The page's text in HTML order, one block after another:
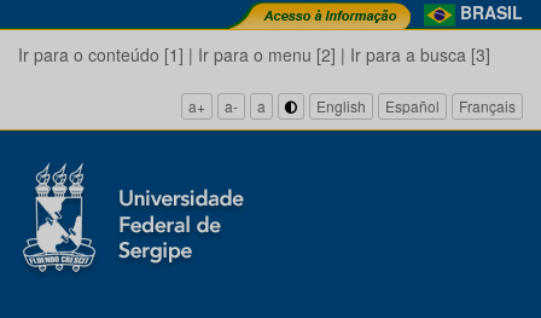
BRASIL
Ir para o conteúdo [1] | Ir para o menu [2] | Ir para a busca [3]
a+ a- a English Español Français